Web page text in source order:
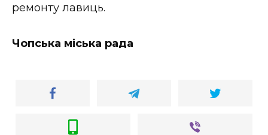
ВІДЕО
ремонту лавиць.
Чопська міська рада